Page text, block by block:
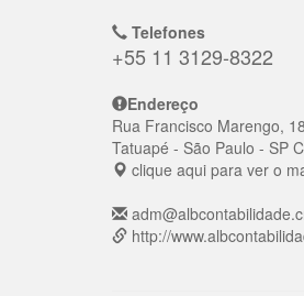
Telefones
+55 11 3129-8322
Endereço
Rua Francisco Marengo,
Tatuapé - São Paulo - SP
clique aqui para ver o
http://